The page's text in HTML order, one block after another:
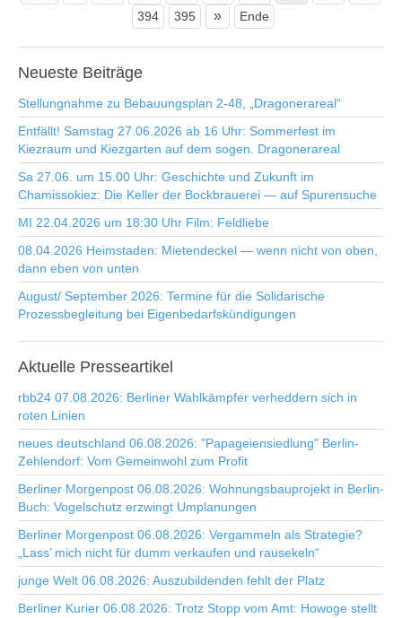
394
395 » Ende
Neueste Beiträge
Stellungnahme zu Bebauungsplan 2-48, „Dragonerareal“
Entfällt! Samstag 27.06.2026 ab 16 Uhr: Sommerfest im
Kiezraum und Kiezgarten auf dem sogen. Dragonerareal
Sa 27.06. um 15.00 Uhr: Geschichte und Zukunft im
Chamissokiez: Die Keller der Bockbrauerei — auf Spurensuche
MI 22.04.2026 um 18:30 Uhr Film: Feldliebe
08.04.2026 Heimstaden: Mietendeckel — wenn nicht von oben,
dann eben von unten
August/ September 2026: Termine für die Solidarische
Prozessbegleitung bei Eigenbedarfskündigungen
Aktuelle Presseartikel
rbb24 07.08.2026: Berliner Wahlkämpfer verheddern sich in
roten Linien
neues deutschland 06.08.2026: "Papageiensiedlung" Berlin-
Zehlendorf: Vom Gemeinwohl zum Profit
Berliner Morgenpost 06.08.2026: Wohnungsbauprojekt in Berlin-
Buch: Vogelschutz erzwingt Umplanungen
Berliner Morgenpost 06.08.2026: Vergammeln als Strategie?
„Lass’ mich nicht für dumm verkaufen und rausekeln“
junge Welt 06.08.2026: Auszubildenden fehlt der Platz
Berliner Kurier 06.08.2026: Trotz Stopp vom Amt: Howoge stellt